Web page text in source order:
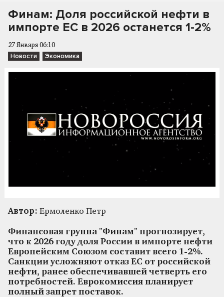
Финам: Доля российской нефти в
импорте ЕС в 2026 останется 1-2%
27 Января 06:10
Новости Экономика
Автор: Ермоленко Петр
Финансовая группа "Финам" прогнозирует,
что к 2026 году доля России в импорте нефти
Европейским Союзом составит всего 1-2%.
Санкции усложняют отказ ЕС от российской
нефти, ранее обеспечивавшей четверть его
потребностей. Еврокомиссия планирует
полный запрет поставок.